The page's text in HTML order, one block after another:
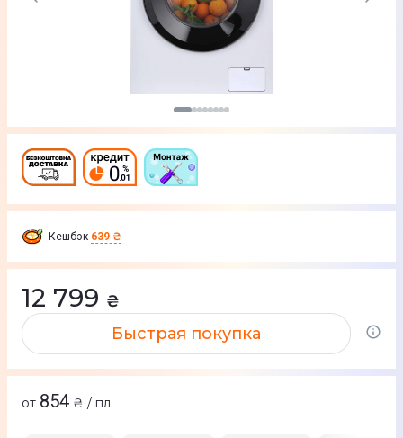
Кешбэк 639 ₴
12 799 ₴
Быстрая покупка
от 854 ₴ / пл.